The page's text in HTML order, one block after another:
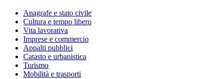
Anagrafe e stato civile
Cultura e tempo libero
Vita lavorativa
Imprese e commercio
Appalti pubblici
Catasto e urbanistica
Turismo
Mobilità e trasporti